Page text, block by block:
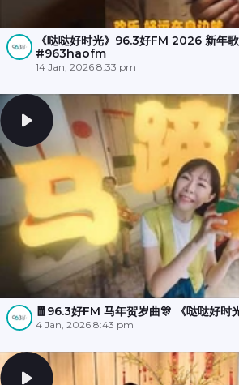
《哒哒好时光》96.3好FM 2026 新年
#963haofm
14 Jan, 2026 8:33 pm
🧧96.3好FM 马年贺岁曲🎊 《哒哒好时
4 Jan, 2026 8:43 pm